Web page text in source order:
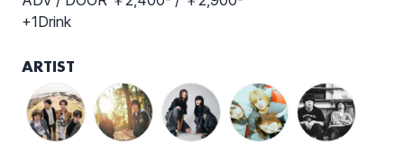
+1Drink
ARTIST